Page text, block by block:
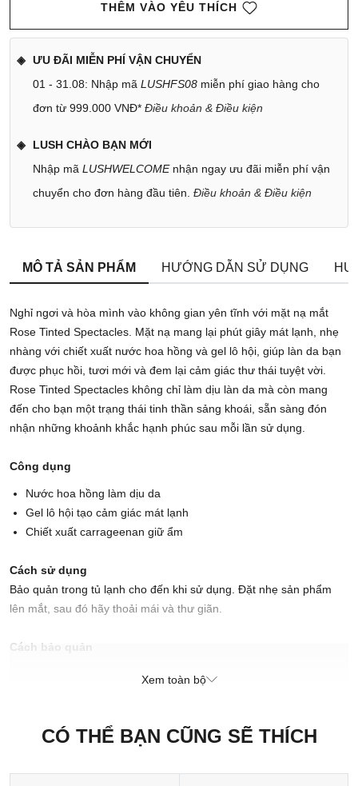
THÊM VÀO YÊU THÍCH
ƯU ĐÃI MIỄN PHÍ VẬN CHUYỂN
01 - 31.08: Nhập mã LUSHFS08 miễn phí giao hàng cho
đơn từ 999.000 VNĐ* Điều khoản & Điều kiện
LUSH CHÀO BẠN MỚI
Nhập mã LUSHWELCOMEnhận ngay ưu đãi miễn phí vận
chuyển cho đơn hàng đầu tiên. Điều khoản & Điều kiện
MÔ TẢ SẢN PHẨM HƯỚNG DẪN SỬ DỤNG
Nghỉ ngơi và hòa mình vào không gian yên tĩnh với mặt nạ mắt
Rose Tinted Spectacles. Mặt nạ mang lại phút giây mát lạnh, nhẹ
nhàng với chiết xuất nước hoa hồng và gel lô hội, giúp làn da bạn
được phục hồi, tươi mới và đem lại cảm giác thư thái tuyệt vời.
Rose Tinted Spectacles không chỉ làm dịu làn da mà còn mang
đến cho bạn một trạng thái tinh thần sảng khoái, sẵn sàng đón
nhận những khoảnh khắc hạnh phúc sau mỗi lần sử dụng.
Công dụng
Nước hoa hồng làm dịu da
Gel lô hội tạo cảm giác mát lạnh
Chiết xuất carrageenan giữ ẩm
Cách sử dụng
Bảo quản trong tủ lạnh cho đến khi sử dụng. Đặt nhẹ sản phẩm
lên mắt, sau đó hãy thoải mái và thư giãn.
Cách bảo quản
tươi mát trong vòng 3 tuần.
Xuất xứ thương hiệu: Anh
Sản xuất tại: Nhật Bản
Xem toàn bộ
CÓ THỂ BẠN CŨNG SẼ THÍCH